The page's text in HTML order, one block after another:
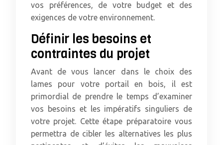
vos préférences, de votre budget et des
exigences de votre environnement.
Définir les besoins et
contraintes du projet
Avant de vous lancer dans le choix des
lames pour votre portail en bois, il est
primordial de prendre le temps d’examiner
vos besoins et les impératifs singuliers de
votre projet. Cette étape préparatoire vous
permettra de cibler les alternatives les plus